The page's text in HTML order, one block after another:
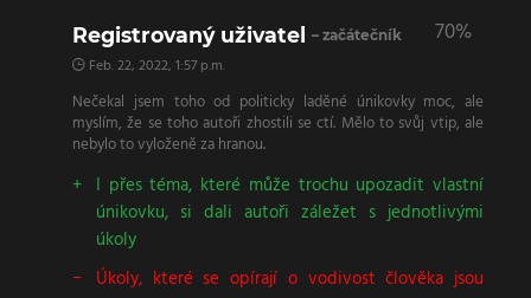
70%
Registrovaný uživatel – začátečník
Feb. 22, 2022, 1:57 p.m.
Nečekal jsem toho od politicky laděné únikovky moc, ale
myslím, že se toho autoři zhostili se ctí. Mělo to svůj vtip, ale
nebylo to vyloženě za hranou.
I přes téma, které může trochu upozadit vlastní
únikovku, si dali autoři záležet s jednotlivými
úkoly
Úkoly, které se opírají o vodivost člověka jsou